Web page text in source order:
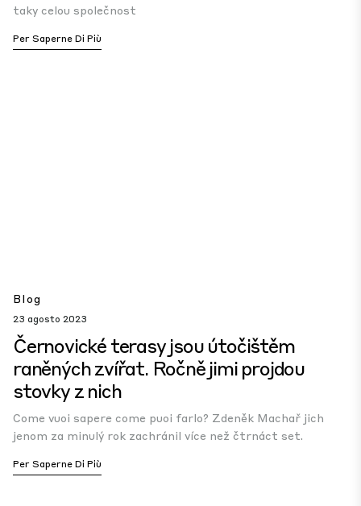
taky celou společnost
Per Saperne Di Più
Blog
23 agosto 2023
Černovické terasy jsou útočištěm
raněných zvířat. Ročně jimi projdou
stovky z nich
Come vuoi sapere come puoi farlo? Zdeněk Machař jich
jenom za minulý rok zachránil více než čtrnáct set.
Per Saperne Di Più